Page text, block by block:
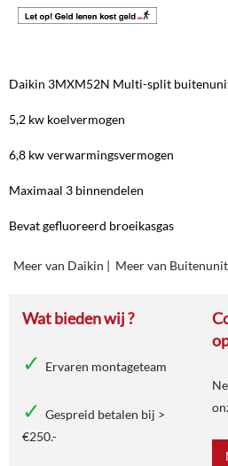
Daikin 3MXM52N Multi-split
5,2 kw koelvermogen
6,8 kw verwarmingsvermogen
Maximaal 3 binnendelen
Bevat gefluoreerd broeikasgas
Meer van Daikin | Meer van Buitenunit
Wat bieden wij ?
Ervaren montageteam
Gespreid betalen bij >
€250.-